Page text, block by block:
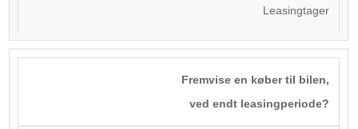
Leasingtager
Fremvise en køber til bilen,
ved endt leasingperiode?